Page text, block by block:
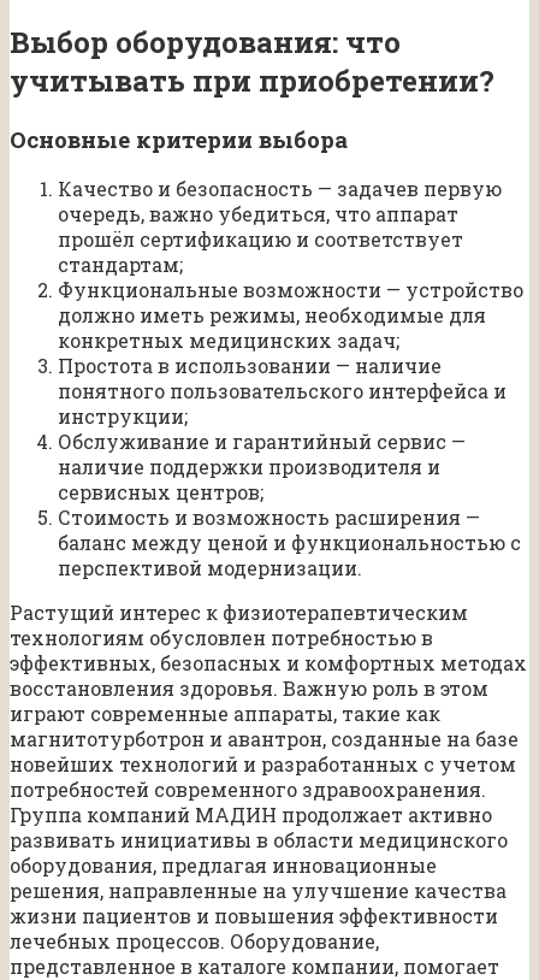
Выбор оборудования: что
учитывать при приобретении?
Основные критерии выбора
Качество и безопасность — задачев первую
очередь, важно убедиться, что аппарат
прошёл сертификацию и соответствует
стандартам;
Функциональные возможности — устройство
должно иметь режимы, необходимые для
конкретных медицинских задач;
Простота в использовании — наличие
понятного пользовательского интерфейса и
инструкции;
Обслуживание и гарантийный сервис —
наличие поддержки производителя и
сервисных центров;
Стоимость и возможность расширения —
баланс между ценой и функциональностью с
перспективой модернизации.
Растущий интерес к физиотерапевтическим
технологиям обусловлен потребностью в
эффективных, безопасных и комфортных методах
восстановления здоровья. Важную роль в этом
играют современные аппараты, такие как
магнитотурботрон и авантрон, созданные на базе
новейших технологий и разработанных с учетом
потребностей современного здравоохранения.
Группа компаний МАДИН продолжает активно
развивать инициативы в области медицинского
оборудования, предлагая инновационные
решения, направленные на улучшение качества
жизни пациентов и повышения эффективности
лечебных процессов. Оборудование,
представленное в каталоге компании, помогает